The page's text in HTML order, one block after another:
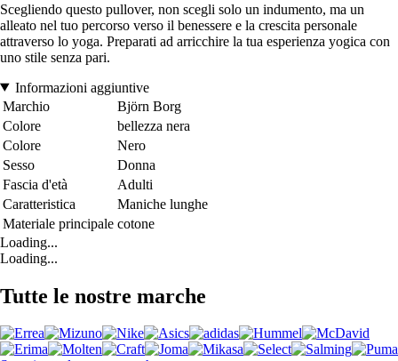
Scegliendo questo pullover, non scegli solo un indumento, ma un
alleato nel tuo percorso verso il benessere e la crescita personale
attraverso lo yoga. Preparati ad arricchire la tua esperienza yogica con
uno stile senza pari.
Informazioni aggiuntive
Marchio
Björn Borg
Colore
bellezza nera
Colore
Nero
Sesso
Donna
Fascia d'età
Adulti
Caratteristica
Maniche lunghe
Materiale principale cotone
Loading...
Loading...
Tutte le nostre marche